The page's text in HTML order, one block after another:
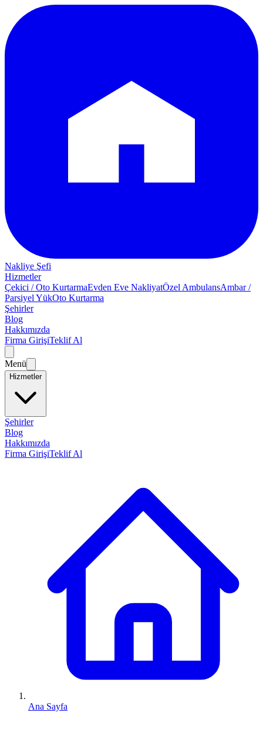
Nakliye Şefi
Hizmetler
Çekici / Oto KurtarmaEvden Eve NakliyatÖzel AmbulansAmbar /
Parsiyel YükOto Kurtarma
Şehirler
Blog
Hakkımızda
Firma GirişiTeklif Al
Menü
Hizmetler
Şehirler
Blog
Hakkımızda
Firma GirişiTeklif Al
Ana Sayfa